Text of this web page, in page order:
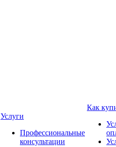
Услуги
Профессиональные
консультации
Как